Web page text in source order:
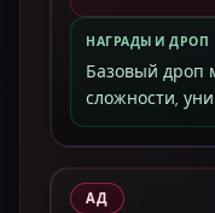
НАГРАДЫ И ДРОП
Базовый дроп
сложности,
АД